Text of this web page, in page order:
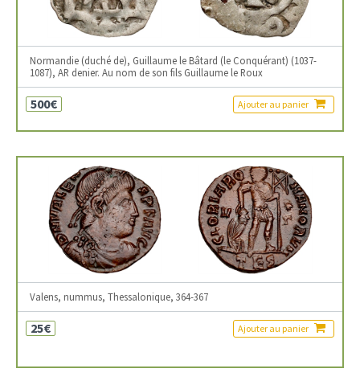
Normandie (duché de), Guillaume le Bâtard (le Conquérant) (1037-
1087), AR denier. Au nom de son fils Guillaume le Roux
500€ Ajouter au panier
Valens, nummus, Thessalonique, 364-367
25€ Ajouter au panier